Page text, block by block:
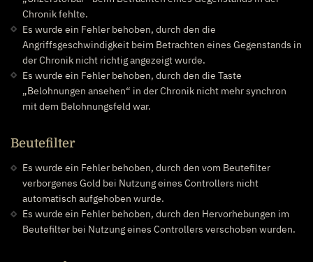
Chronik fehlte.
Es wurde ein Fehler behoben, durch den die
Angriffsgeschwindigkeit beim Betrachten eines Gegenstands in
der Chronik nicht richtig angezeigt wurde.
Es wurde ein Fehler behoben, durch den die Taste
„Belohnungen ansehen“ in der Chronik nicht mehr synchron
mit dem Belohnungsfeld war.
Beutefilter
Es wurde ein Fehler behoben, durch den vom Beutefilter
verborgenes Gold bei Nutzung eines Controllers nicht
automatisch aufgehoben wurde.
Es wurde ein Fehler behoben, durch den Hervorhebungen im
Beutefilter bei Nutzung eines Controllers verschoben wurden.